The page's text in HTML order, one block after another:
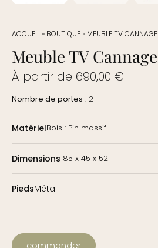
ACCUEIL» BOUTIQUE» MEUBLE TV CANNAGE
Meuble TV Cannage
À partir de 690,00 €
Nombre de portes : 2
MatérielBois : Pin massif
Dimensions185 x 45 x 52
PiedsMétal
commander